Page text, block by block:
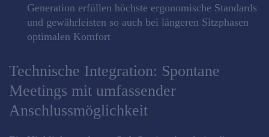
Generation erfüllen höchste ergonomische Standards
und gewährleisten so auch bei längeren Sitzphasen
optimalen Komfort
Technische Integration: Spontane
Meetings mit umfassender
Anschlussmöglichkeit